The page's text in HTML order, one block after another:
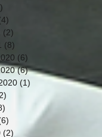
(2)
(8)
(6)
(6)6 posts
(1)
6 posts
(2) 2 posts